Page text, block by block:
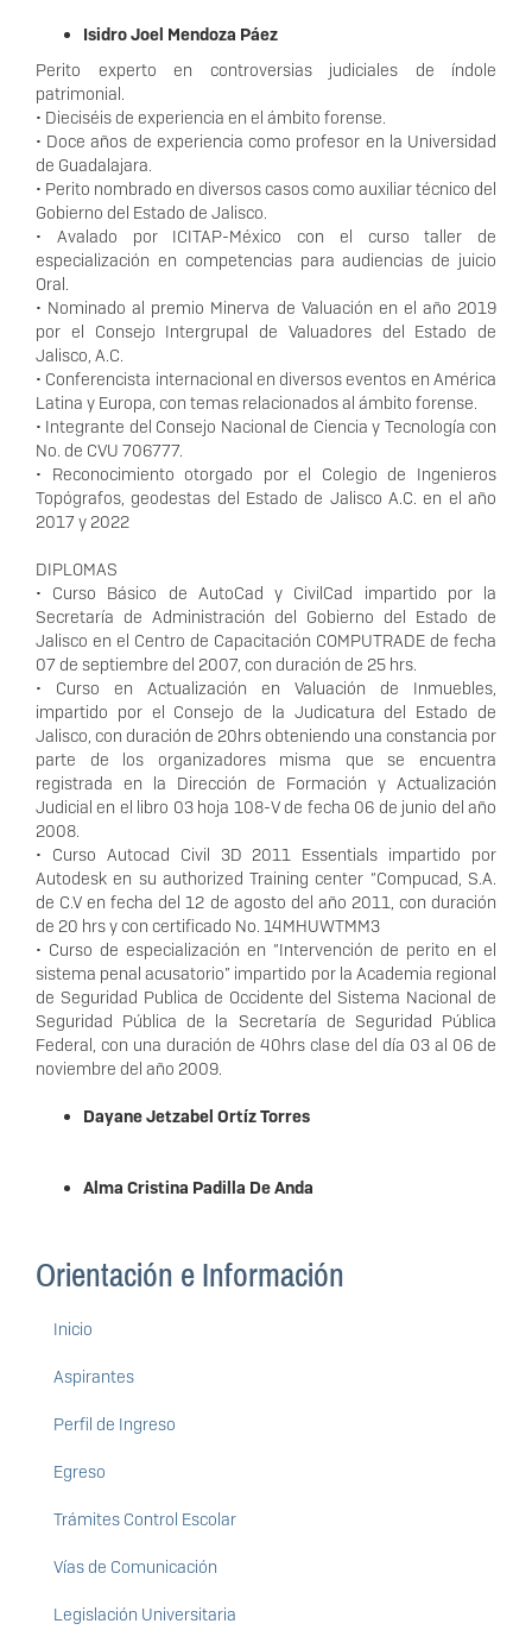
Isidro Joel Mendoza Páez
Perito experto en controversias judiciales de índole
patrimonial.
• Dieciséis de experiencia en el ámbito forense.
• Doce años de experiencia como profesor en la Universidad
de Guadalajara.
• Perito nombrado en diversos casos como auxiliar técnico del
Gobierno del Estado de Jalisco.
• Avalado por ICITAP-México con el curso taller de
especialización en competencias para audiencias de juicio
Oral.
• Nominado al premio Minerva de Valuación en el año 2019
por el Consejo Intergrupal de Valuadores del Estado de
Jalisco, A.C.
• Conferencista internacional en diversos eventos en América
Latina y Europa, con temas relacionados al ámbito forense.
• Integrante del Consejo Nacional de Ciencia y Tecnología con
No. de CVU 706777.
• Reconocimiento otorgado por el Colegio de Ingenieros
Topógrafos, geodestas del Estado de Jalisco A.C. en el año
2017 y 2022
DIPLOMAS
• Curso Básico de AutoCad y CivilCad impartido por la
Secretaría de Administración del Gobierno del Estado de
Jalisco en el Centro de Capacitación COMPUTRADE de fecha
07 de septiembre del 2007, con duración de 25 hrs.
• Curso en Actualización en Valuación de Inmuebles,
impartido por el Consejo de la Judicatura del Estado de
Jalisco, con duración de 20hrs obteniendo una constancia por
parte de los organizadores misma que se encuentra
registrada en la Dirección de Formación y Actualización
Judicial en el libro 03 hoja 108-V de fecha 06 de junio del año
2008.
• Curso Autocad Civil 3D 2011 Essentials impartido por
Autodesk en su authorized Training center “Compucad, S.A.
de C.V en fecha del 12 de agosto del año 2011, con duración
de 20 hrs y con certificado No. 14MHUWTMM3
• Curso de especialización en “Intervención de perito en el
sistema penal acusatorio” impartido por la Academia regional
de Seguridad Publica de Occidente del Sistema Nacional de
Seguridad Pública de la Secretaría de Seguridad Pública
Federal, con una duración de 40hrs clase del día 03 al 06 de
noviembre del año 2009.
Dayane Jetzabel Ortíz Torres
Alma Cristina Padilla De Anda
Orientación e Información
Inicio
Aspirantes
Perfil de Ingreso
Egreso
Trámites Control Escolar
Vías de Comunicación
Legislación Universitaria